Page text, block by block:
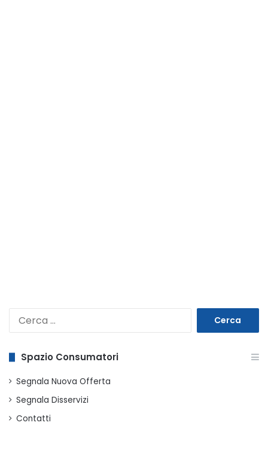
Spazio Consumatori
Segnala Nuova Offerta
Segnala Disservizi
Contatti